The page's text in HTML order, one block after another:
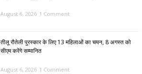
August 6, 2026 1 Comment
तीलू रौतेली पुरस्कार के लिए 13 महिलाओं का चयन, 8 अगस्त को
सीएम करेंगे सम्मानित
August 6, 2026 1 Comment